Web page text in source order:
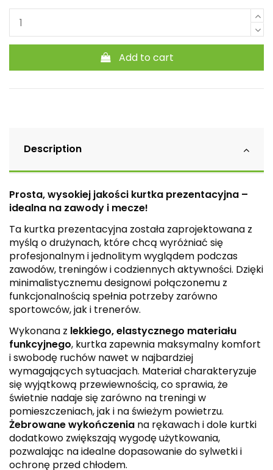
Add to cart
Description
Prosta, wysokiej jakości kurtka prezentacyjna –
idealna na zawody i mecze!
Ta kurtka prezentacyjna została zaprojektowana z
myślą o drużynach, które chcą wyróżniać się
profesjonalnym i jednolitym wyglądem podczas
zawodów, treningów i codziennych aktywności. Dzięki
minimalistycznemu designowi połączonemu z
funkcjonalnością spełnia potrzeby zarówno
sportowców, jak i trenerów.
Wykonana z lekkiego, elastycznego materiału
funkcyjnego, kurtka zapewnia maksymalny komfort
i swobodę ruchów nawet w najbardziej
wymagających sytuacjach. Materiał charakteryzuje
się wyjątkową przewiewnością, co sprawia, że
świetnie nadaje się zarówno na treningi w
pomieszczeniach, jak i na świeżym powietrzu.
Żebrowane wykończenia na rękawach i dole kurtki
dodatkowo zwiększają wygodę użytkowania,
pozwalając na idealne dopasowanie do sylwetki i
ochronę przed chłodem.